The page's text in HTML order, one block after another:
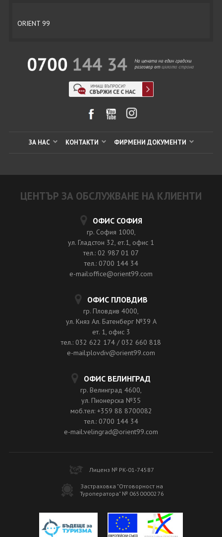
ORIENT 99
ЗА НАС КОНТАКТИ ФИРМЕНИ ДОКУМЕНТИ
ЦЕНТЪР ЗА ОБСЛУЖВАНЕ НА КЛИЕНТИ
ОФИС СОФИЯ
гр. София 1000,
ул. Гладстон 32, ет.1, офис 1
тел.: 02 987 01 07
тел.: 0700 144 34
e-mail:office@orient99.com
ОФИС ПЛОВДИВ
гр. Пловдив 4000,
ул. Княз Ал. Батенберг №39 A
ет. 1, офис 3
тел.: 032 622 174 / 032 660 818
e-mail:plovdiv@orient99.com
ОФИС ВЕЛИНГРАД
гр. Велинград 4600,
ул. Пионерска №35
моб.тел: +359 88 8700082
тел.: 0700 144 34
e-mail:velingrad@orient99.com
Лиценз № РК-01-74587
Застраховка "Отговорност на
Туроператора" № 0650000276